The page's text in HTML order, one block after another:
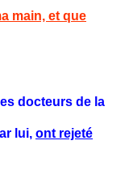
main, et que
docteurs de la
lui, ont rejeté